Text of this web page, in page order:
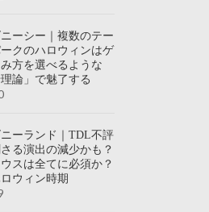
ーシー｜複数のテー
クのハロウィンはゲ
方を選べるような
理論」で魅了する
ーランド｜TDL不評
る演出の減少かも？
スは全てに必須か？
ウィン時期